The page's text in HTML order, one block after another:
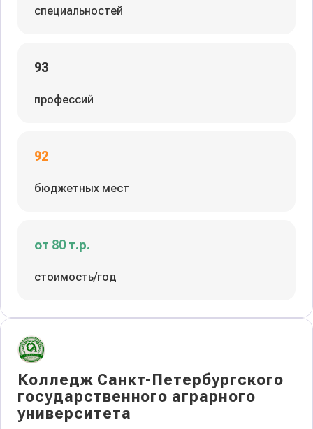
специальностей
93
профессий
92
бюджетных мест
от 80 т.р.
стоимость/год
Колледж Санкт-Петербургского
государственного аграрного
университета